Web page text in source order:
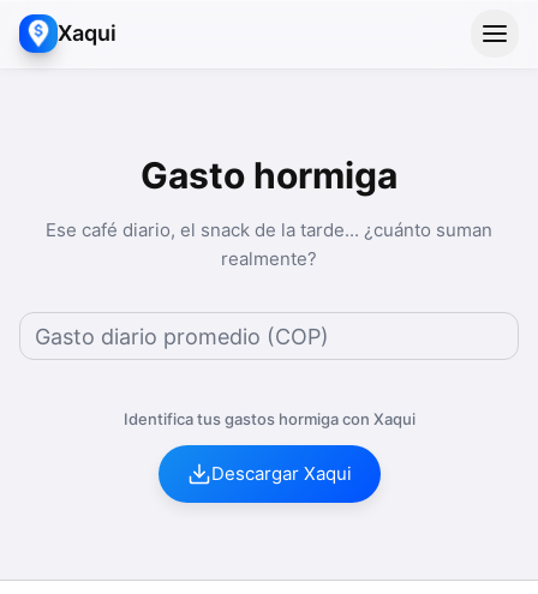
Xaqui
Gasto hormiga
Ese café diario, el snack de la tarde... ¿cuánto suman
realmente?
Identifica tus gastos hormiga con Xaqui
Descargar Xaqui